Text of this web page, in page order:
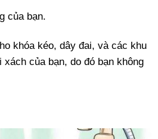
của bạn.
khóa kéo, dây đai, và các khu
của bạn, do đó bạn không